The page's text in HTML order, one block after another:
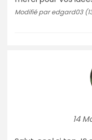
Modifié par edgard03
14